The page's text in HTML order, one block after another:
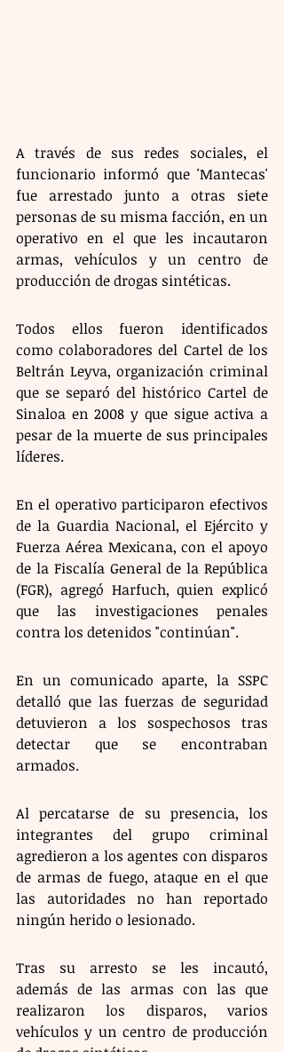
A través de sus redes sociales, el
funcionario informó que 'Mantecas'
fue arrestado junto a otras siete
personas de su misma facción, en un
operativo en el que les incautaron
armas, vehículos y un centro de
producción de drogas sintéticas.
Todos ellos fueron identificados
como colaboradores del Cartel de los
Beltrán Leyva, organización criminal
que se separó del histórico Cartel de
Sinaloa en 2008 y que sigue activa a
pesar de la muerte de sus principales
líderes.
En el operativo participaron efectivos
de la Guardia Nacional, el Ejército y
Fuerza Aérea Mexicana, con el apoyo
de la Fiscalía General de la República
(FGR), agregó Harfuch, quien explicó
que las investigaciones penales
contra los detenidos "continúan".
En un comunicado aparte, la SSPC
detalló que las fuerzas de seguridad
detuvieron a los sospechosos tras
detectar que se encontraban
armados.
Al percatarse de su presencia, los
integrantes del grupo criminal
agredieron a los agentes con disparos
de armas de fuego, ataque en el que
las autoridades no han reportado
ningún herido o lesionado.
Tras su arresto se les incautó,
además de las armas con las que
realizaron los disparos, varios
vehículos y un centro de producción